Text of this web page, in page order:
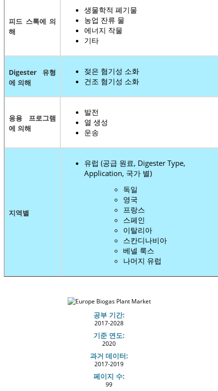
피드 스톡에 의
해
생물학적 폐기물
농업 잔류 물
에너지 작물
기타
Digester 유형
에 의해
젖은 혐기성 소화
건조 혐기성 소화
응용 프로그램
에 의해
발전
열 생성
운송
지역별
유럽 ​​(공급 원료, Digester Type,
Application, 국가 별)
독일
영국
프랑스
스페인
이탈리아
스칸디나비아
베넬 룩스
나머지 유럽
공부 기간:
2017-2028
기준 연도:
2020
과거 데이터:
2017-2019
페이지 수:
99